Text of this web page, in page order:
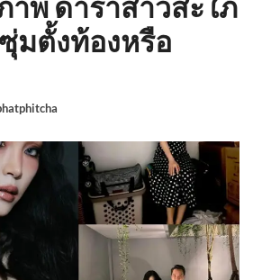
พ ดาราสาวสะใภ้
มตั้งท้องหรือ